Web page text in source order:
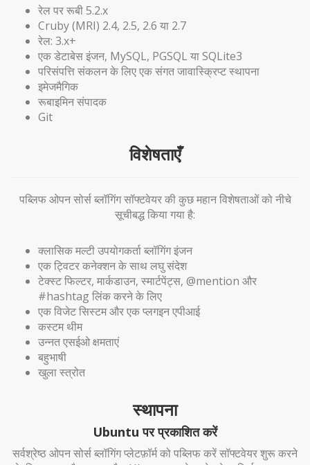
रेल पर रूबी 5.2.x
Cruby (MRI) 2.4, 2.5, 2.6 या 2.7
रेल: 3.x+
एक डेटाबेस इंजन, MySQL, PGSQL या SQLite3
परिसंपत्ति संकलन के लिए एक संगत जावास्क्रिप्ट स्थापना
इमेजमैगिक
रूबाइमिन संपादक
Git
विशेषताएँ
पब्लिफ ओपन सोर्स ब्लॉगिंग सॉफ्टवेयर की कुछ महान विशेषताओं को नीचे
सूचीबद्ध किया गया है:
क्लासिक मल्टी उपयोगकर्ता ब्लॉगिंग इंजन
एक ट्विटर कनेक्शन के साथ लघु संदेश
टेक्स्ट फिल्टर, मार्कडाउन, स्मार्टपेंट्स, @mention और
#hashtag लिंक करने के लिए
एक विजेट सिस्टम और एक प्लगइन एपीआई
कस्टम थीम
उन्नत एसईओ क्षमताएं
बहुभाषी
खुला स्त्रोत
स्थापना
Ubuntu पर प्रकाशित करें
सर्वश्रेष्ठ ओपन सोर्स ब्लॉगिंग प्लेटफ़ॉर्म को पब्लिफ करें सॉफ्टवेयर शुरू करने